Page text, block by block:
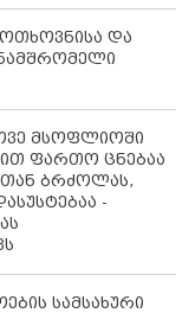
და
მსოფლიოში
ფართო ცნებაა
ბრძოლას,
-
სამსახური